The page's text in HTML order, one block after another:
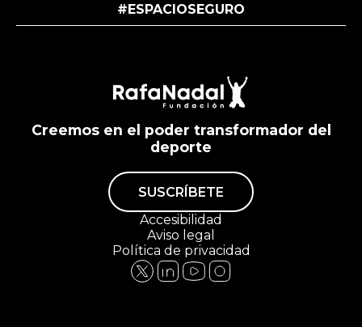
#ESPACIOSEGURO
Creemos en el poder transformador del
deporte
SUSCRÍBETE
Accesibilidad
Aviso legal
Política de privacidad